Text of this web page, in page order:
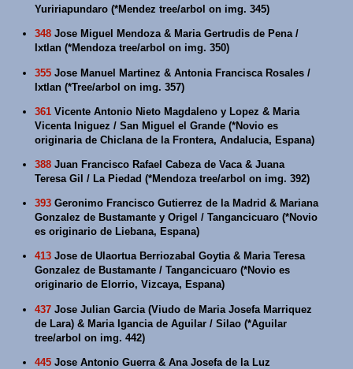
Yuririapundaro (*Mendez tree/arbol on img. 345)
348 Jose Miguel Mendoza & Maria Gertrudis de Pena /
Ixtlan (*Mendoza tree/arbol on img. 350)
355 Jose Manuel Martinez & Antonia Francisca Rosales /
Ixtlan (*Tree/arbol on img. 357)
361 Vicente Antonio Nieto Magdaleno y Lopez & Maria
Vicenta Iniguez / San Miguel el Grande (*Novio es
originaria de Chiclana de la Frontera, Andalucia, Espana)
388 Juan Francisco Rafael Cabeza de Vaca & Juana
Teresa Gil / La Piedad (*Mendoza tree/arbol on img. 392)
393 Geronimo Francisco Gutierrez de la Madrid & Mariana
Gonzalez de Bustamante y Origel / Tangancicuaro (*Novio
es originario de Liebana, Espana)
413 Jose de Ulaortua Berriozabal Goytia & Maria Teresa
Gonzalez de Bustamante / Tangancicuaro (*Novio es
originario de Elorrio, Vizcaya, Espana)
437 Jose Julian Garcia (Viudo de Maria Josefa Marriquez
de Lara) & Maria Igancia de Aguilar / Silao (*Aguilar
tree/arbol on img. 442)
445 Jose Antonio Guerra & Ana Josefa de la Luz